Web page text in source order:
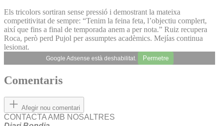
Els tricolors sortiran sense pressió i demostrant la mateixa
competitivitat de sempre: “Tenim la feina feta, l’objectiu complert,
així que fins a final de temporada anem a per nota.” Ruiz recupera
Roca, però perd Pujol per assumptes acadèmics. Mejías continua
lesionat.
Google Adsense està deshabilitat. Permetre
Comentaris
Afegir nou comentari
CONTACTA AMB NOSALTRES